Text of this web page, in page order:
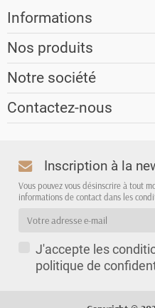
Informations
Nos produits
Notre société
Contactez-nous
Inscription à la
Vous pouvez vous désinscrire à tout
informations de contact dans les
J'accepte les
politique de